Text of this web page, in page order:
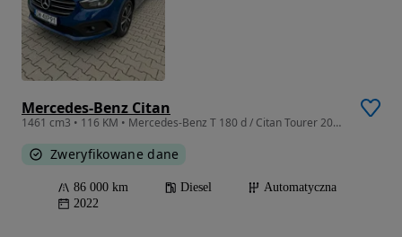
Mercedes-Benz Citan
1461 cm3 • 116 KM • Mercedes-Benz T 180 d / Citan Tourer 2022 /Automat
Zweryfikowane dane
86 000 km Diesel
Automatyczna
2022